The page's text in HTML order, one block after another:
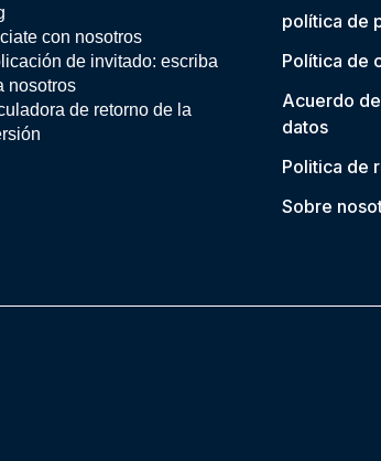
con nosotros
de invitado: escriba
nosotros
de retorno de la
política de
Política de
Acuerdo
datos
Politica de
Sobre